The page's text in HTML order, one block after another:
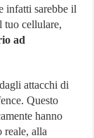
infatti sarebbe il
tuo cellulare,
ad
attacchi di
Questo
hanno
reale, alla